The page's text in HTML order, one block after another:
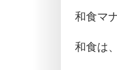
和食マ
和食は